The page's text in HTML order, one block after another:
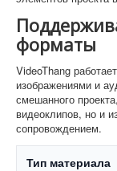
форматы
VideoThang
изображениями и
смешанного
видеоклипов, но и
сопровождением.
Тип материала